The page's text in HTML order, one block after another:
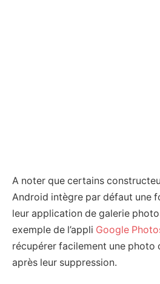
A noter que certains
Android intègre par défaut une
leur application de galerie
exemple de l’appli Google
récupérer facilement une photo
après leur suppression.